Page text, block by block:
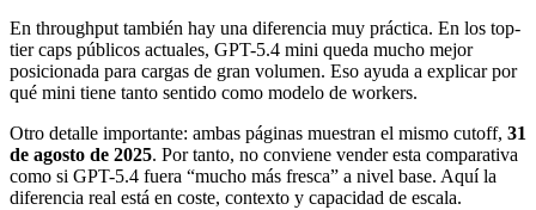
En throughput también hay una diferencia muy práctica. En los top-
tier caps públicos actuales, GPT-5.4 mini queda mucho mejor
posicionada para cargas de gran volumen. Eso ayuda a explicar por
qué mini tiene tanto sentido como modelo de workers.
Otro detalle importante: ambas páginas muestran el mismo cutoff, 31
de agosto de 2025. Por tanto, no conviene vender esta comparativa
como si GPT-5.4 fuera “mucho más fresca” a nivel base. Aquí la
diferencia real está en coste, contexto y capacidad de escala.